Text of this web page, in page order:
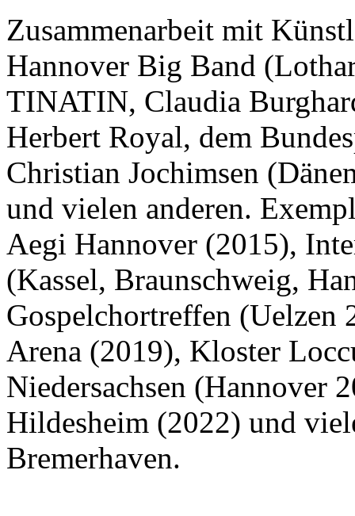
Zusammenarbeit mit
Hannover Big Band
TINATIN, Claudia
Herbert Royal, dem
Christian Jochimsen
und vielen anderen.
Aegi Hannover (2015),
(Kassel, Braunschweig,
Gospelchortreffen
Arena (2019), Kloster
Niedersachsen (Hannover
Hildesheim (2022) und
Bremerhaven.